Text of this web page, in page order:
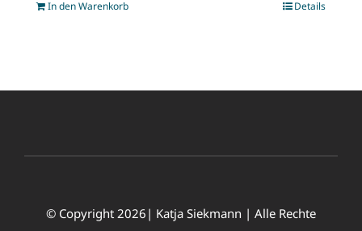
In den Warenkorb Details
© Copyright 2026| Katja Siekmann | Alle Rechte